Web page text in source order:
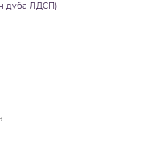
дуба ЛДСП)